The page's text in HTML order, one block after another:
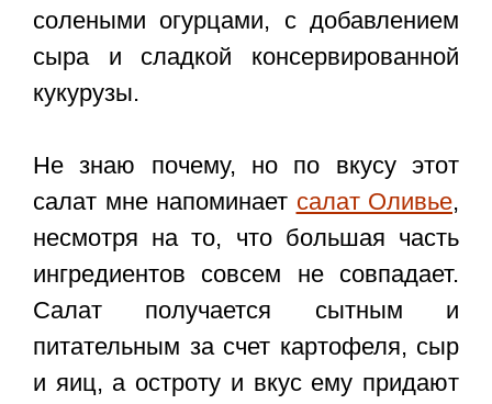
солеными огурцами, с добавлением
сыра и сладкой консервированной
кукурузы.
Не знаю почему, но по вкусу этот
салат мне напоминает салат Оливье,
несмотря на то, что большая часть
ингредиентов совсем не совпадает.
Салат получается сытным и
питательным за счет картофеля, сыр
и яиц, а остроту и вкус ему придают